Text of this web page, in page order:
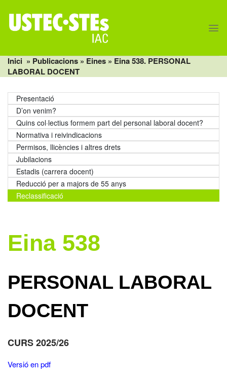
content
Inici » Publicacions » Eines » Eina 538. PERSONAL
LABORAL DOCENT
Presentació
D’on venim?
Quins col·lectius formem part del personal laboral docent?
Normativa i reivindicacions
Permisos, llicències i altres drets
Jubilacions
Estadis (carrera docent)
Reducció per a majors de 55 anys
Reclassificació
Eina 538
PERSONAL LABORAL
DOCENT
CURS 2025/26
Versió en pdf